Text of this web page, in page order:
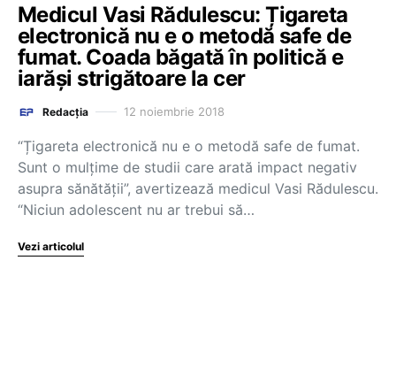
Medicul Vasi Rădulescu: Țigareta
electronică nu e o metodă safe de
fumat. Coada băgată în politică e
iarăși strigătoare la cer
Redacția 12 noiembrie 2018
“Țigareta electronică nu e o metodă safe de fumat.
Sunt o mulțime de studii care arată impact negativ
asupra sănătății”, avertizează medicul Vasi Rădulescu.
“Niciun adolescent nu ar trebui să…
Vezi articolul